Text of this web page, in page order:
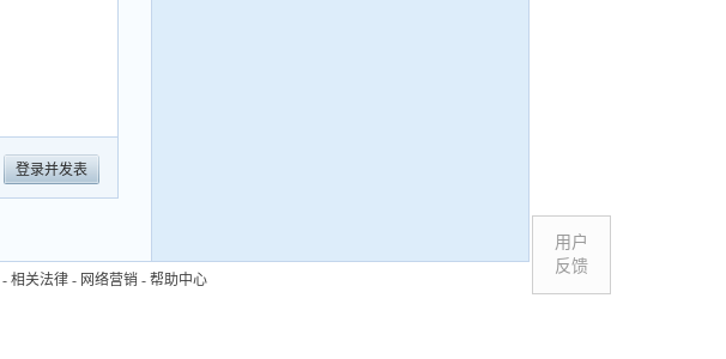
登录并发表
用户
反馈
- 相关法律 - 网络营销 - 帮助中心